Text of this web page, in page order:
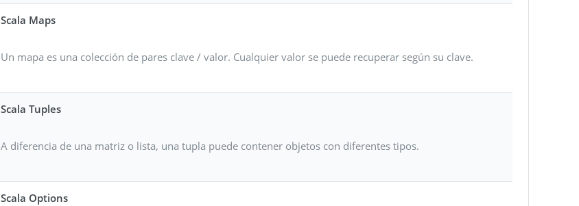
Scala Maps
Un mapa es una colección de pares clave / valor. Cualquier valor se puede recuperar según su clave.
Scala Tuples
A diferencia de una matriz o lista, una tupla puede contener objetos con diferentes tipos.
Scala Options